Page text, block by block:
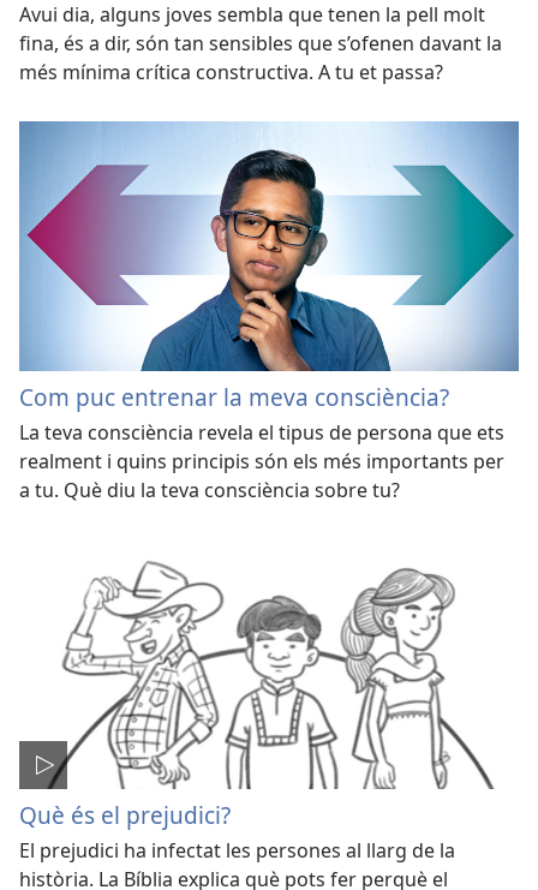
Avui dia, alguns joves sembla que tenen la pell molt
fina, és a dir, són tan sensibles que s’ofenen davant la
més mínima crítica constructiva. A tu et passa?
Com puc entrenar la meva consciència?
La teva consciència revela el tipus de persona que ets
realment i quins principis són els més importants per
a tu. Què diu la teva consciència sobre tu?
Què és el prejudici?
El prejudici ha infectat les persones al llarg de la
història. La Bíblia explica què pots fer perquè el